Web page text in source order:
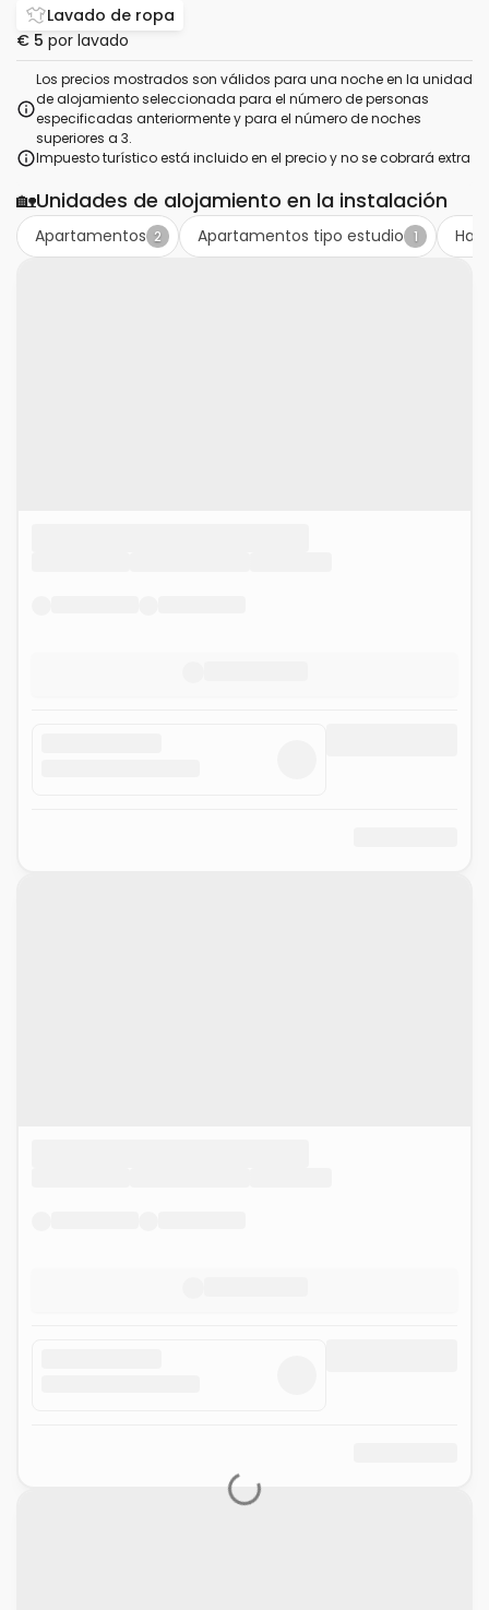
Lavado de ropa
€ 5 por lavado
Los precios mostrados son válidos para una noche en la unidad
de alojamiento seleccionada para el número de personas
especificadas anteriormente y para el número de noches
superiores a 3.
Impuesto turístico está incluido en el precio y no se cobrará extra
🏡Unidades de alojamiento en la instalación
Apartamentos 2 Apartamentos tipo estudio 1